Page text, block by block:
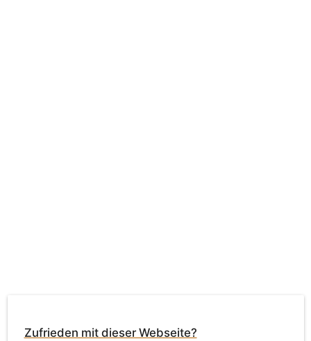
Zufrieden mit dieser Webseite?